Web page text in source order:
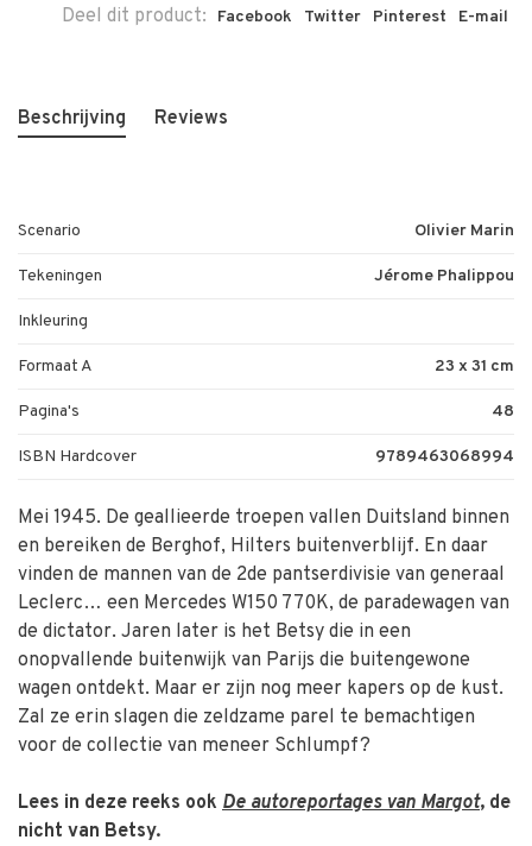
Deel dit product: Facebook Twitter Pinterest E-mail
Beschrijving Reviews
Scenario Olivier Marin
Tekeningen Jérome Phalippou
Inkleuring
Formaat A 23 x 31 cm
Pagina's 48
ISBN Hardcover 9789463068994
Mei 1945. De geallieerde troepen vallen Duitsland binnen
en bereiken de Berghof, Hilters buitenverblijf. En daar
vinden de mannen van de 2de pantserdivisie van generaal
Leclerc… een Mercedes W150 770K, de paradewagen van
de dictator. Jaren later is het Betsy die in een
onopvallende buitenwijk van Parijs die buitengewone
wagen ontdekt. Maar er zijn nog meer kapers op de kust.
Zal ze erin slagen die zeldzame parel te bemachtigen
voor de collectie van meneer Schlumpf?
Lees in deze reeks ook De autoreportages van Margot, de
nicht van Betsy.